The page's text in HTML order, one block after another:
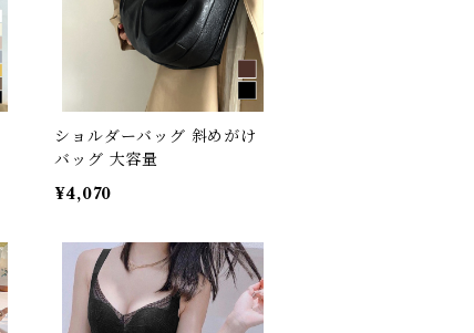
ショルダーバッグ 斜めがけ
バッグ 大容量
¥4,070